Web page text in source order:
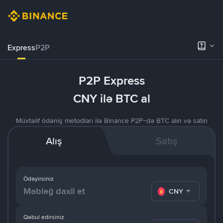
ExpressP2P
P2P Express
CNY ilə BTC al
Müxtəlif ödəniş metodları ilə Binance P2P-də BTC alın və satın
Alış Satış
Ödəyirsiniz
CNY
Qəbul edirsiniz